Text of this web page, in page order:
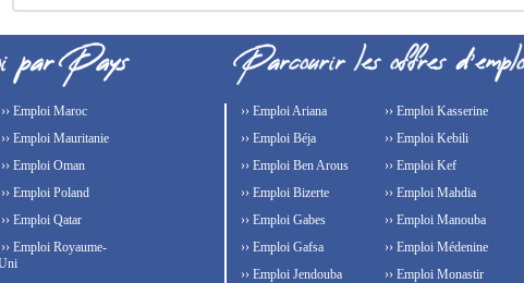
›› Emploi Maroc
›› Emploi Mauritanie
›› Emploi Oman
›› Emploi Poland
›› Emploi Qatar
›› Emploi Royaume-
›› Emploi Ariana
›› Emploi Béja
›› Emploi Ben Arous
›› Emploi Bizerte
›› Emploi Gabes
›› Emploi Gafsa
›› Emploi Jendouba
›› Emploi Kasserine
›› Emploi Kebili
›› Emploi Kef
›› Emploi Mahdia
›› Emploi Manouba
›› Emploi Médenine
›› Emploi Monastir